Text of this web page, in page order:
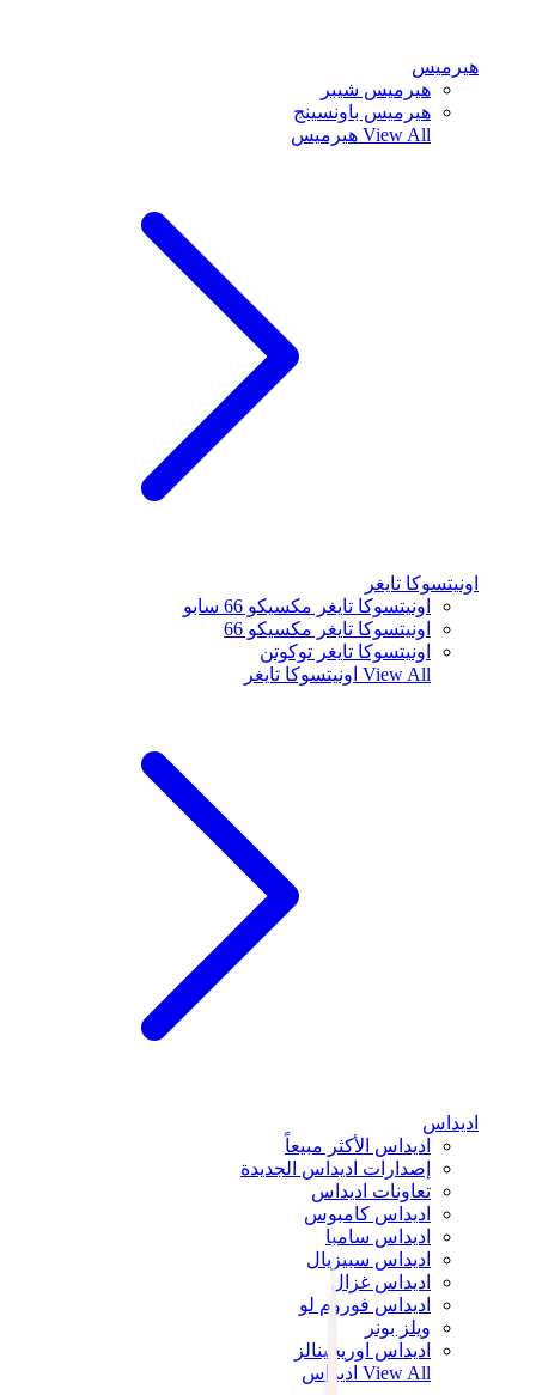
هيرميس
هيرميس شيبر
هيرميس باونسينج
View All هيرميس
اونيتسوكا تايغر
اونيتسوكا تايغر مكسيكو 66 سابو
اونيتسوكا تايغر مكسيكو 66
اونيتسوكا تايغر توكوتن
View All اونيتسوكا تايغر
اديداس
اديداس الأكثر مبيعاً
إصدارات اديداس الجديدة
تعاونات اديداس
اديداس كامبوس
اديداس سامبا
اديداس سبيزيال
اديداس غزال
اديداس فوروم لو
ويلز بونر
اديداس اوريجينالز
View All اديداس